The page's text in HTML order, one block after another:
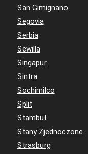
San Gimignano
Segovia
Serbia
Sewilla
Singapur
Sintra
Sochimilco
Split
Stambuł
Stany Zjednoczone
Strasburg